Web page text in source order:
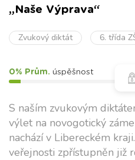
„Naše Výprava“
Zvukový diktát 6. třída
0% Prům. úspěšnost
S naším zvukovým
výlet na novogotický
nachází v Libereckém
veřejnosti zpřístupněn již